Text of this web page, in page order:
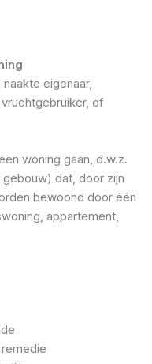
eigenaar,
of
woning gaan, d.w.z.
dat, door zijn
bewoond door één
appartement,